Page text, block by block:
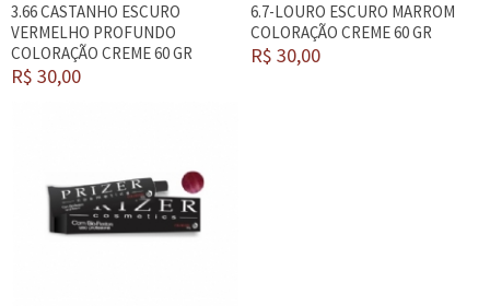
3.66 CASTANHO ESCURO
VERMELHO PROFUNDO
COLORAÇÃO CREME 60 GR
R$ 30,00
6.7-LOURO ESCURO MARROM
COLORAÇÃO CREME 60 GR
R$ 30,00